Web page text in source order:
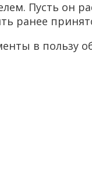
Пусть он
ранее
в пользу